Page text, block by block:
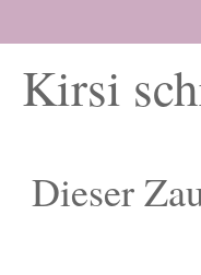
Inhalt
springen
Kirsi
Dieser